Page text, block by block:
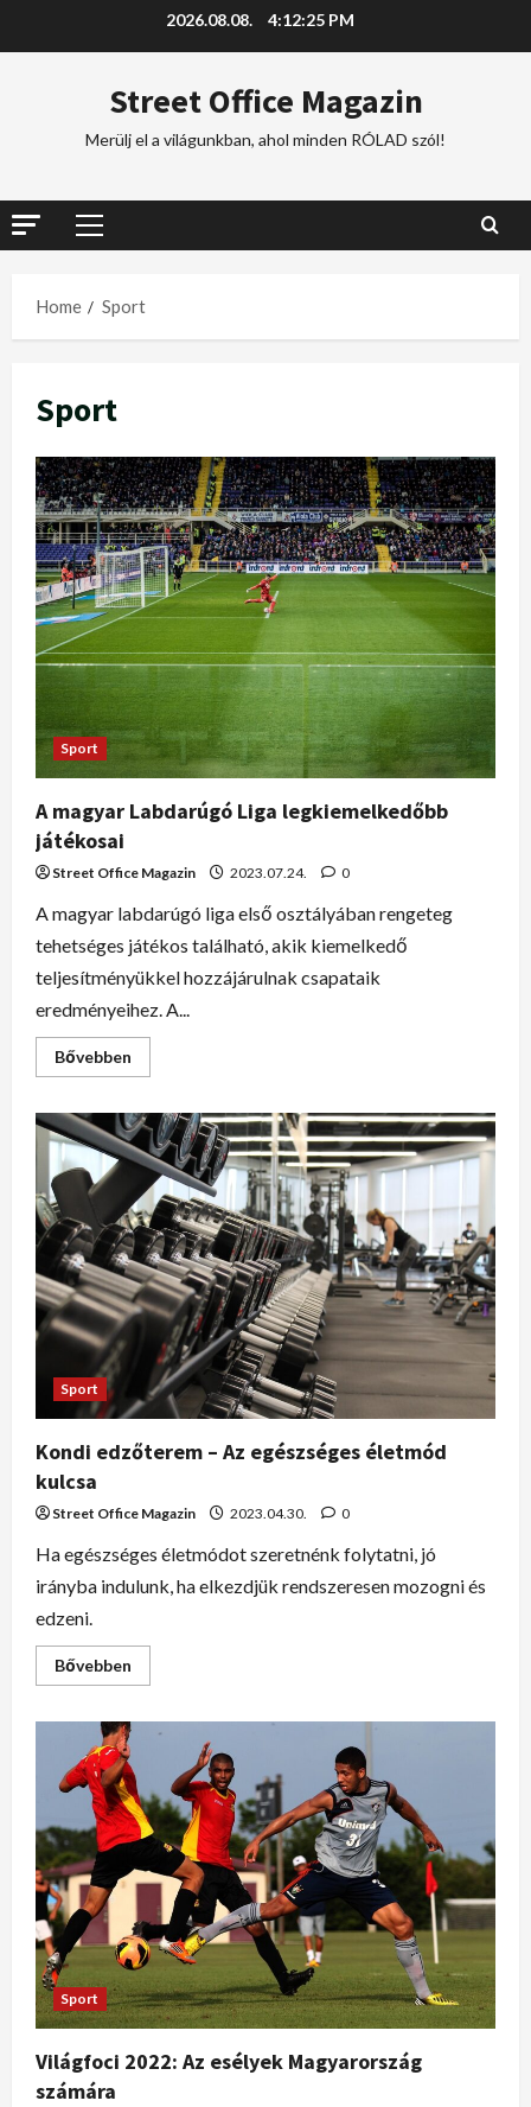
2026.08.08. 4:12:25 PM
Street Office Magazin
Merülj el a világunkban, ahol minden RÓLAD szól!
Home Sport
Sport
Sport
A magyar Labdarúgó Liga legkiemelkedőbb
játékosai
Street Office Magazin 2023.07.24. 0
A magyar labdarúgó liga első osztályában rengeteg
tehetséges játékos található, akik kiemelkedő
teljesítményükkel hozzájárulnak csapataik
eredményeihez. A...
Bővebben
Sport
Kondi edzőterem – Az egészséges életmód
kulcsa
Street Office Magazin 2023.04.30. 0
Ha egészséges életmódot szeretnénk folytatni, jó
irányba indulunk, ha elkezdjük rendszeresen mozogni és
edzeni.
Bővebben
Sport
Világfoci 2022: Az esélyek Magyarország
számára